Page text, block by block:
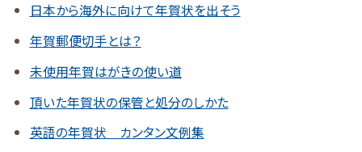
日本から海外に向けて年賀状を出そう
年賀郵便切手とは？
未使用年賀はがきの使い道
頂いた年賀状の保管と処分のしかた
英語の年賀状 カンタン文例集